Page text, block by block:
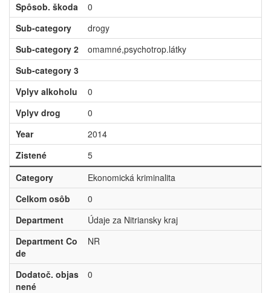
Spôsob. škoda
0
Sub-category
drogy
Sub-category 2
omamné,psychotrop.látky
Sub-category 3
Vplyv alkoholu
0
Vplyv drog
0
Year
2014
Zistené
5
Category
Ekonomická kriminalita
Celkom osôb
0
Department
Údaje za Nitriansky kraj
Department Co
de
NR
Dodatoč. objas
nené
0